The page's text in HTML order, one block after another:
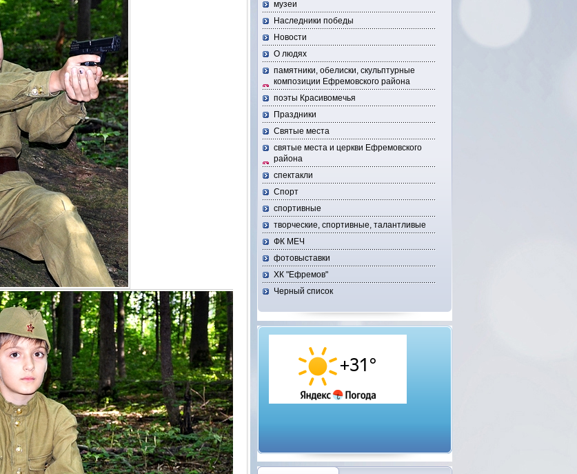
музеи
Наследники победы
Новости
О людях
памятники, обелиски, скульптурные
композиции Ефремовского района
поэты Красивомечья
Праздники
Святые места
святые места и церкви Ефремовского
района
спектакли
Спорт
спортивные
творческие, спортивные, талантливые
ФК МЕЧ
фотовыставки
ХК "Ефремов"
Черный список